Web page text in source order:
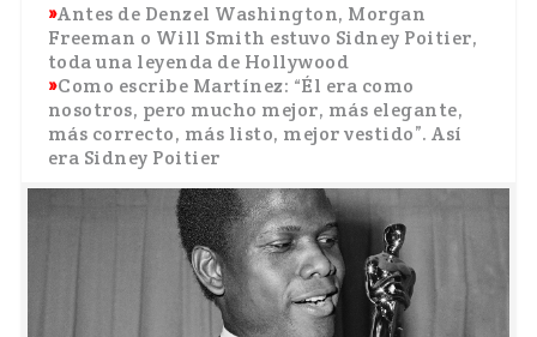
Antes de Denzel Washington, Morgan
Freeman o Will Smith estuvo Sidney Poitier,
toda una leyenda de Hollywood
Como escribe Martínez: “Él era como
nosotros, pero mucho mejor, más elegante,
más correcto, más listo, mejor vestido”. Así
era Sidney Poitier